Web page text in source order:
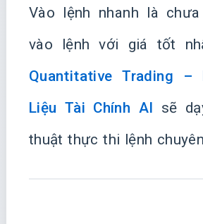
Vào lệnh nhanh là
vào lệnh với giá tốt
Quantitative Trading –
Liệu Tài Chính AI
sẽ
thuật thực thi lệnh